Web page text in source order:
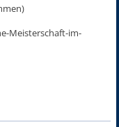
Meisterschaft-im-